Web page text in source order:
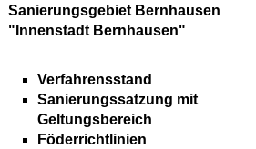
Sanierungsgebiet Bernhausen
"Innenstadt Bernhausen"
Verfahrensstand
Sanierungssatzung mit
Geltungsbereich
Föderrichtlinien